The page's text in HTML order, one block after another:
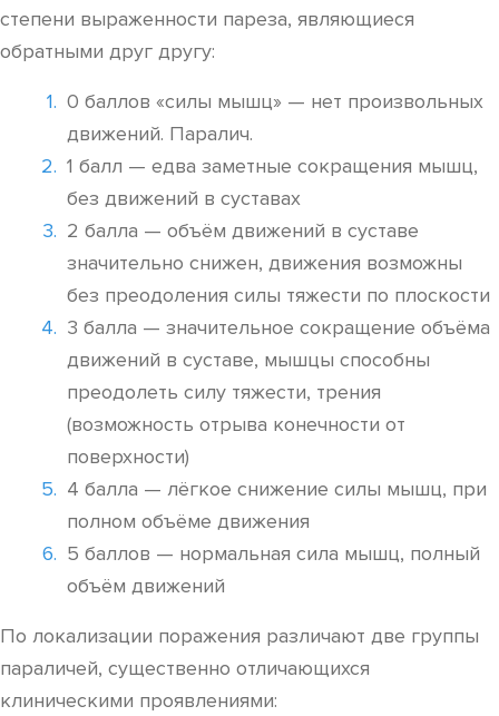
степени выраженности пареза, являющиеся
обратными друг другу:
0 баллов «силы мышц» — нет произвольных
движений. Паралич.
1 балл — едва заметные сокращения мышц,
без движений в суставах
2 балла — объём движений в суставе
значительно снижен, движения возможны
без преодоления силы тяжести по плоскости
3 балла — значительное сокращение объёма
движений в суставе, мышцы способны
преодолеть силу тяжести, трения
(возможность отрыва конечности от
поверхности)
4 балла — лёгкое снижение силы мышц, при
полном объёме движения
5 баллов — нормальная сила мышц, полный
объём движений
По локализации поражения различают две группы
параличей, существенно отличающихся
клиническими проявлениями: